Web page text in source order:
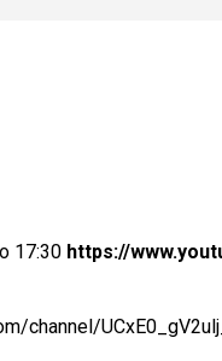
17:30 https://
channel/